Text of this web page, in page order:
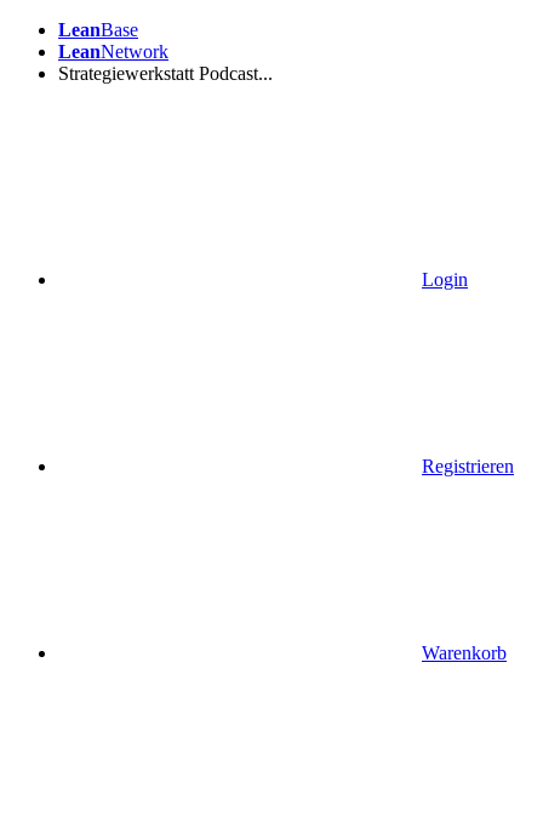
LeanBase
LeanNetwork
Strategiewerkstatt Podcast...
Login
Registrieren
Warenkorb